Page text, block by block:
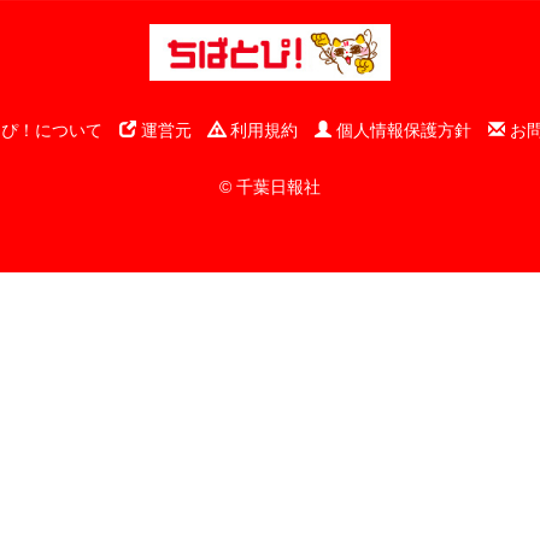
！について 運営元 利用規約 個人情報保護方針 お
© 千葉日報社